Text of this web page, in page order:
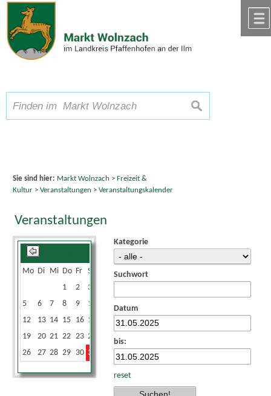
Zum Inhalt,zur Navigation
Schriftgröße A A A suchen
Sie sind hier: Markt Wolnzach > Freizeit &
Kultur> Veranstaltungen > Veranstaltungskalender
Veranstaltungen
Mo Di Mi Do Fr Sa
1
2 3
5
6 7 8 9 10
12
13 14 15 16 17
19
20 21 22 23 24
26
27 28 29 30 31
Kategorie
Suchwort
Datum
bis:
reset